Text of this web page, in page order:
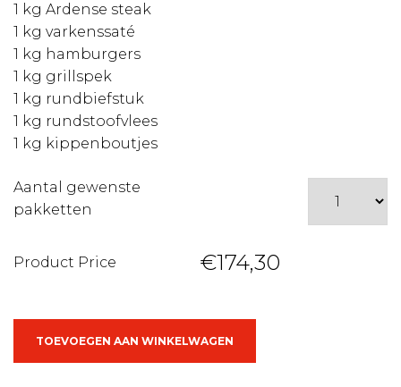
1 kg Ardense steak
1 kg varkenssaté
1 kg hamburgers
1 kg grillspek
1 kg rundbiefstuk
1 kg rundstoofvlees
1 kg kippenboutjes
Aantal gewenste
pakketten
Product Price €174,30
TOEVOEGEN AAN WINKELWAGEN